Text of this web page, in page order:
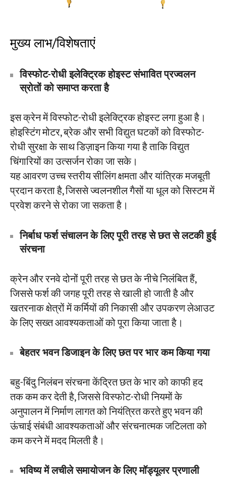
मुख्य लाभ/विशेषताएं
विस्फोट-रोधी इलेक्ट्रिक होइस्ट संभावित प्रज्वलन
स्रोतों को समाप्त करता है
इस क्रेन में विस्फोट-रोधी इलेक्ट्रिक होइस्ट लगा हुआ है।
होइस्टिंग मोटर, ब्रेक और सभी विद्युत घटकों को विस्फोट-
रोधी सुरक्षा के साथ डिज़ाइन किया गया है ताकि विद्युत
चिंगारियों का उत्सर्जन रोका जा सके।
यह आवरण उच्च स्तरीय सीलिंग क्षमता और यांत्रिक मजबूती
प्रदान करता है, जिससे ज्वलनशील गैसों या धूल को सिस्टम में
प्रवेश करने से रोका जा सकता है।
निर्बाध फर्श संचालन के लिए पूरी तरह से छत से लटकी हुई
संरचना
क्रेन और रनवे दोनों पूरी तरह से छत के नीचे निलंबित हैं,
जिससे फर्श की जगह पूरी तरह से खाली हो जाती है और
खतरनाक क्षेत्रों में कर्मियों की निकासी और उपकरण लेआउट
के लिए सख्त आवश्यकताओं को पूरा किया जाता है।
बेहतर भवन डिजाइन के लिए छत पर भार कम किया गया
बहु-बिंदु निलंबन संरचना केंद्रित छत के भार को काफी हद
तक कम कर देती है, जिससे विस्फोट-रोधी नियमों के
अनुपालन में निर्माण लागत को नियंत्रित करते हुए भवन की
ऊंचाई संबंधी आवश्यकताओं और संरचनात्मक जटिलता को
कम करने में मदद मिलती है।
भविष्य में लचीले समायोजन के लिए मॉड्यूलर प्रणाली